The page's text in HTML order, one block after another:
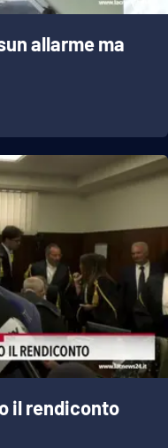
allarme ma
il rendiconto